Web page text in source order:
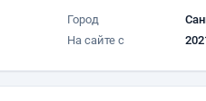
Город
На сайте с